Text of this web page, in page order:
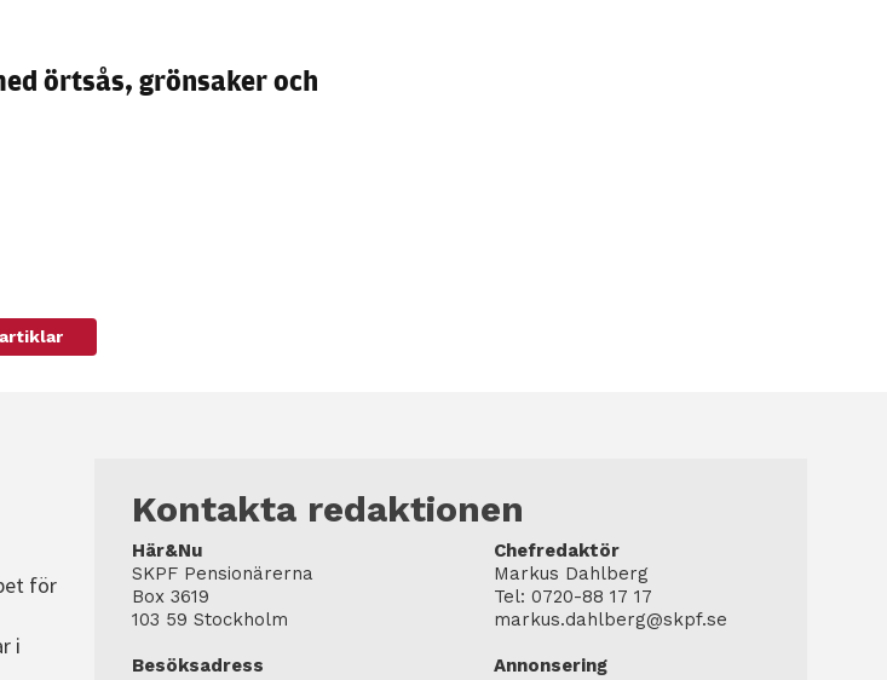
örtsås, grönsaker och
för
i
Kontakta redaktionen
Här&Nu
SKPF Pensionärerna
Box 3619
103 59 Stockholm
Besöksadress
Chefredaktör
Markus Dahlberg
Tel: 0720-88 17 17
markus.dahlberg@skpf.se
Annonsering